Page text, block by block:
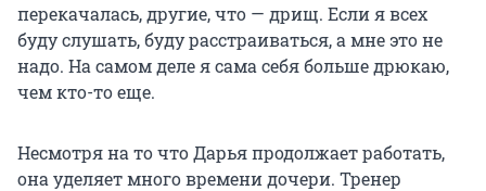
перекачалась, другие, что — дрищ. Если я всех
буду слушать, буду расстраиваться, а мне это не
надо. На самом деле я сама себя больше дрюкаю,
чем кто-то еще.
Несмотря на то что Дарья продолжает работать,
она уделяет много времени дочери. Тренер